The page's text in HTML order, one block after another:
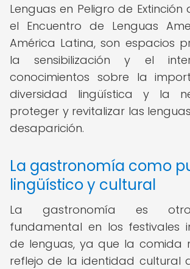
Lenguas en Peligro de
el Encuentro de Lenguas
América Latina, son espacios
la sensibilización y el
conocimientos sobre la
diversidad lingüística y la
proteger y revitalizar las
desaparición.
La gastronomía como
lingüístico y cultural
La gastronomía es
fundamental en los festivales
de lenguas, ya que la comida
reflejo de la identidad cultural